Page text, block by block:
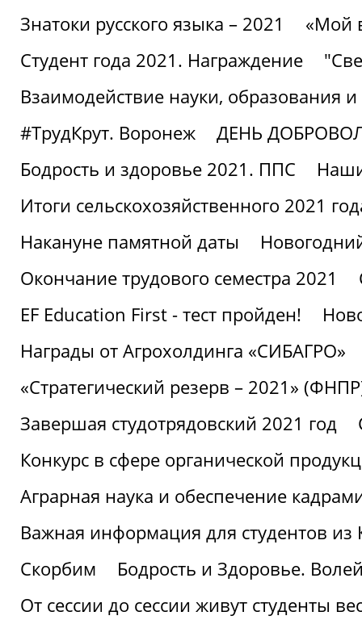
Знатоки русского языка – 2021
«Мой
Студент года 2021. Награждение
Взаимодействие науки, образования и
#ТрудКрут. Воронеж
ДЕНЬ
Бодрость и здоровье 2021. ППС
Итоги сельскохозяйственного 2021
Накануне памятной даты
Окончание трудового семестра 2021
EF Education First - тест пройден!
Награды от Агрохолдинга «СИБАГРО»
«Стратегический резерв – 2021»
Завершая студотрядовский 2021 год
Конкурс в сфере органической
Аграрная наука и обеспечение
Важная информация для студентов из
Скорбим
Бодрость и Здоровье.
От сессии до сессии живут студенты